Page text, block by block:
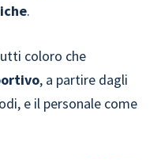
.
coloro che
, a partire dagli
e il personale come